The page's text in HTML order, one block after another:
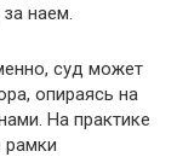
наем.
суд может
опираясь на
На практике
рамки